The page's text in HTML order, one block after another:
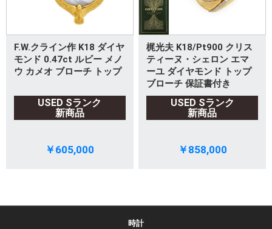
F.W.クライン作 K18 ダイヤ
モンド 0.47ct ルビー メノ
ウ カメオ ブローチ トップ
USED Sランク
新商品
￥605,000
梶光夫 K18/Pt900 クリス
ティーヌ・シェロン エマ
ーユ ダイヤモンド トップ
ブローチ 保証書付き
USED Sランク
新商品
￥858,000
時計